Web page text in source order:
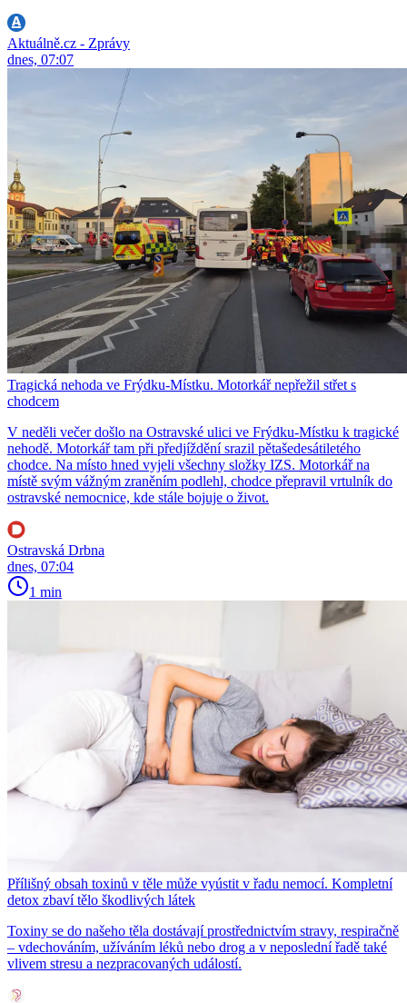
Aktuálně.cz - Zprávy
dnes, 07:07
Tragická nehoda ve Frýdku-Místku. Motorkář nepřežil střet s
chodcem
V neděli večer došlo na Ostravské ulici ve Frýdku-Místku k tragické
nehodě. Motorkář tam při předjíždění srazil pětašedesátiletého
chodce. Na místo hned vyjeli všechny složky IZS. Motorkář na
místě svým vážným zraněním podlehl, chodce přepravil vrtulník do
ostravské nemocnice, kde stále bojuje o život.
Ostravská Drbna
dnes, 07:04
1 min
Přílišný obsah toxinů v těle může vyústit v řadu nemocí. Kompletní
detox zbaví tělo škodlivých látek
Toxiny se do našeho těla dostávají prostřednictvím stravy, respiračně
– vdechováním, užíváním léků nebo drog a v neposlední řadě také
vlivem stresu a nezpracovaných událostí.